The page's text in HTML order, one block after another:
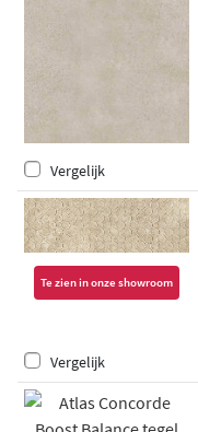
Vergelijk
Te zien in onze showroom
Vergelijk